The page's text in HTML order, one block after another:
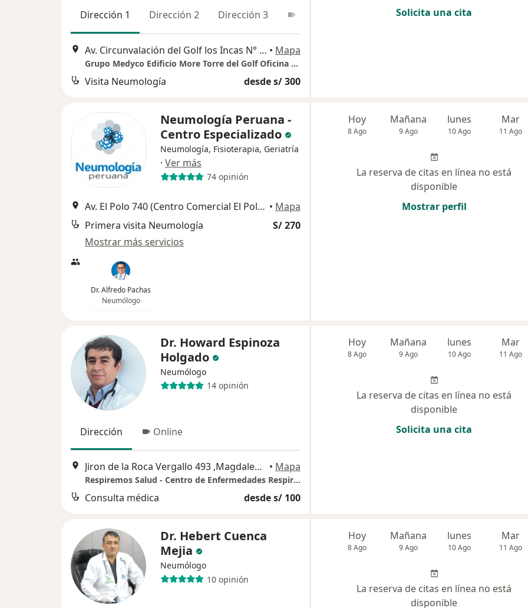
Dirección 1 Dirección 2 Dirección 3
Av. Circunvalación del Golf los Incas N° 170 & Av. Javier Prado Este • Mapa
Grupo Medyco Edificio More Torre del Golf Oficina 503
Visita Neumología desde s/ 300
Solicita una cita
Neumología Peruana -
Centro Especializado
Neumología, Fisioterapia, Geriatría
· Ver más
74 opinión
Av. El Polo 740 (Centro Comercial El Polo, Edificio C. Alt Embajada USA), Lima • Mapa
Primera visita Neumología
S/ 270
Mostrar más servicios
Dr. Alfredo Pachas
Neumólogo
Hoy
8 Ago
Mañana
9 Ago
lunes
10 Ago
Mar
11 Ago
La reserva de citas en línea no está
disponible
Mostrar perfil
Dr. Howard Espinoza
Holgado
Neumólogo
14 opinión
Dirección Online
Jiron de la Roca Vergallo 493 ,Magdalena del Mar OFICINA 705, Lima • Mapa
Respiremos Salud - Centro de Enfermedades Respiratorias
Consulta médica desde s/ 100
Hoy
8 Ago
Mañana
9 Ago
lunes
10 Ago
Mar
11 Ago
La reserva de citas en línea no está
disponible
Solicita una cita
Dr. Hebert Cuenca
Mejia
Neumólogo
10 opinión
Hoy
8 Ago
Mañana
9 Ago
lunes
10 Ago
Mar
11 Ago
La reserva de citas en línea no está
disponible